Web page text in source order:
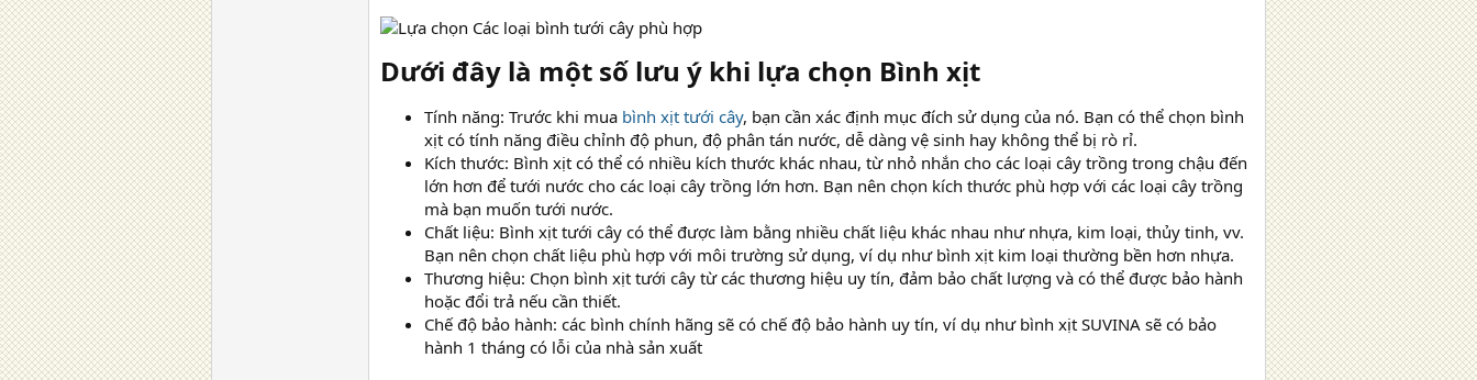
Dưới đây là một số lưu ý khi lựa chọn Bình xịt​
Tính năng: Trước khi mua bình xịt tưới cây, bạn cần xác định mục đích sử dụng của nó. Bạn có thể chọn bình
xịt có tính năng điều chỉnh độ phun, độ phân tán nước, dễ dàng vệ sinh hay không thể bị rò rỉ.
Kích thước: Bình xịt có thể có nhiều kích thước khác nhau, từ nhỏ nhắn cho các loại cây trồng trong chậu đến
lớn hơn để tưới nước cho các loại cây trồng lớn hơn. Bạn nên chọn kích thước phù hợp với các loại cây trồng
mà bạn muốn tưới nước.
Chất liệu: Bình xịt tưới cây có thể được làm bằng nhiều chất liệu khác nhau như nhựa, kim loại, thủy tinh, vv.
Bạn nên chọn chất liệu phù hợp với môi trường sử dụng, ví dụ như bình xịt kim loại thường bền hơn nhựa.
Thương hiệu: Chọn bình xịt tưới cây từ các thương hiệu uy tín, đảm bảo chất lượng và có thể được bảo hành
hoặc đổi trả nếu cần thiết.
Chế độ bảo hành: các bình chính hãng sẽ có chế độ bảo hành uy tín, ví dụ như bình xịt SUVINA sẽ có bảo
hành 1 tháng có lỗi của nhà sản xuất